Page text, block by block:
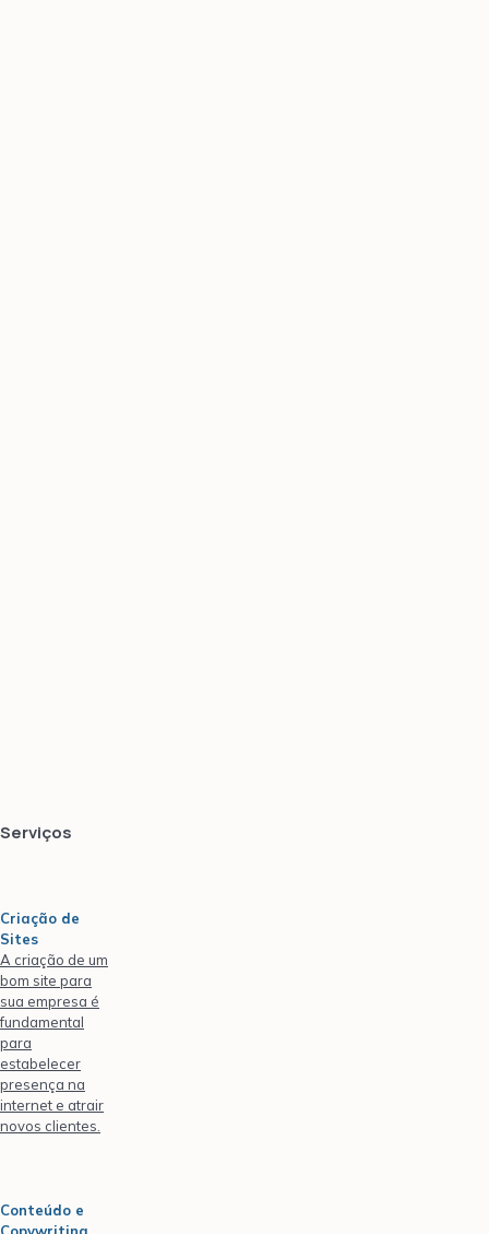
Serviços
Criação de
Sites
A criação de um
bom site para
sua empresa é
fundamental
para
estabelecer
presença na
internet e atrair
novos clientes.
Conteúdo e